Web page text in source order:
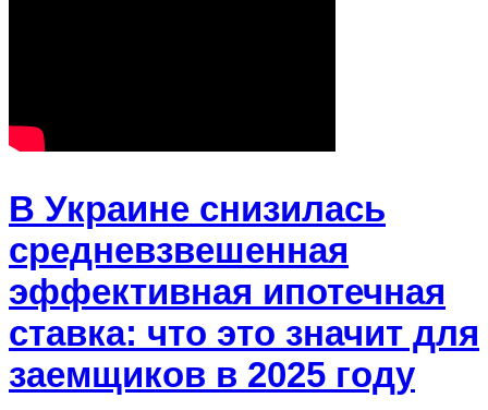
В Украине снизилась
средневзвешенная
эффективная ипотечная
ставка: что это значит для
заемщиков в 2025 году